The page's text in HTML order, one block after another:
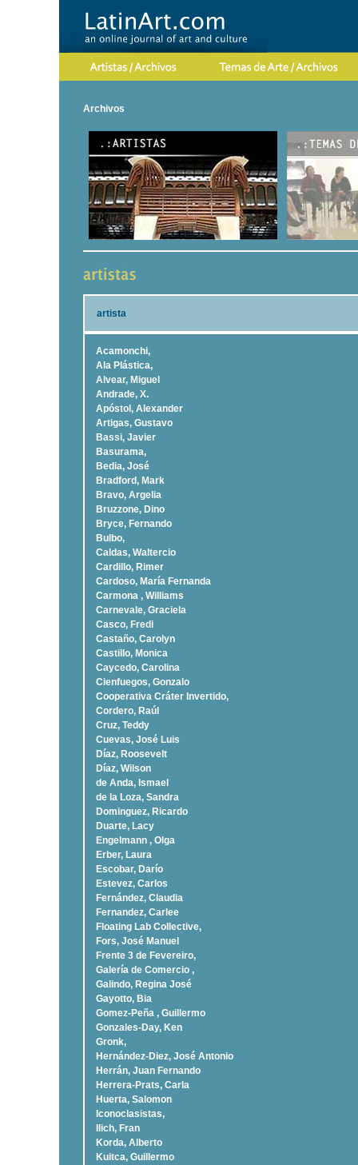
Archivos
artista
Acamonchi,
Ala Plástica,
Alvear, Miguel
Andrade, X.
Apóstol, Alexander
Artigas, Gustavo
Bassi, Javier
Basurama,
Bedia, José
Bradford, Mark
Bravo, Argelia
Bruzzone, Dino
Bryce, Fernando
Bulbo,
Caldas, Waltercio
Cardillo, Rimer
Cardoso, Marí­a Fernanda
Carmona , Williams
Carnevale, Graciela
Casco, Fredi
Castaño, Carolyn
Castillo, Monica
Caycedo, Carolina
Cienfuegos, Gonzalo
Cooperativa Cráter Invertido,
Cordero, Raúl
Cruz, Teddy
Cuevas, José Luis
Díaz, Roosevelt
Dí­az, Wilson
de Anda, Ismael
de la Loza, Sandra
Dominguez, Ricardo
Duarte, Lacy
Engelmann , Olga
Erber, Laura
Escobar, Darío
Estevez, Carlos
Fernández, Claudia
Fernandez, Carlee
Floating Lab Collective,
Fors, José Manuel
Frente 3 de Fevereiro,
Galería de Comercio ,
Galindo, Regina José
Gayotto, Bia
Gomez-Peña , Guillermo
Gonzales-Day, Ken
Gronk,
Hernández-Diez, José Antonio
Herrán, Juan Fernando
Herrera-Prats, Carla
Huerta, Salomon
Iconoclasistas,
Ilich, Fran
Korda, Alberto
Kuitca, Guillermo